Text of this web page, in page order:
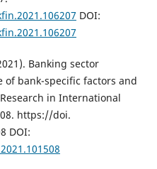
DOI:
Banking sector
of bank-specific factors and
in International
https://doi.
DOI: